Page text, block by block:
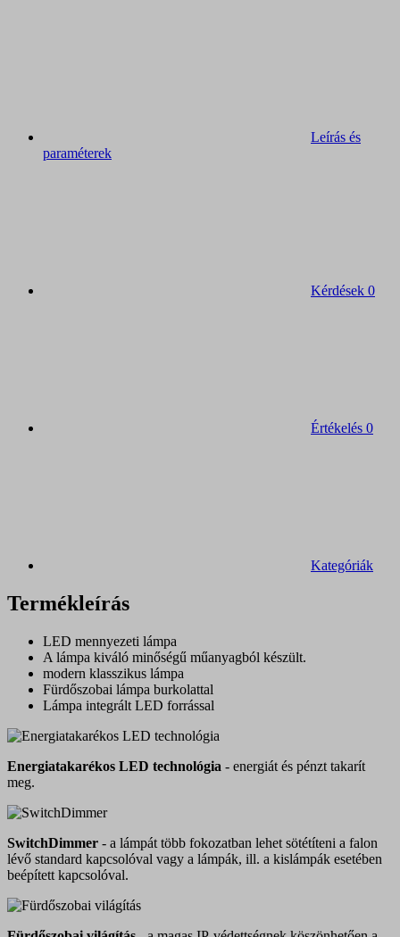
Leírás és
paraméterek
Kérdések 0
Értékelés 0
Kategóriák
Termékleírás
LED mennyezeti lámpa
A lámpa kiváló minőségű műanyagból készült.
modern klasszikus lámpa
Fürdőszobai lámpa burkolattal
Lámpa integrált LED forrással
Energiatakarékos LED technológia - energiát és pénzt takarít
meg.
SwitchDimmer - a lámpát több fokozatban lehet sötétíteni a falon
lévő standard kapcsolóval vagy a lámpák, ill. a kislámpák esetében
beépített kapcsolóval.